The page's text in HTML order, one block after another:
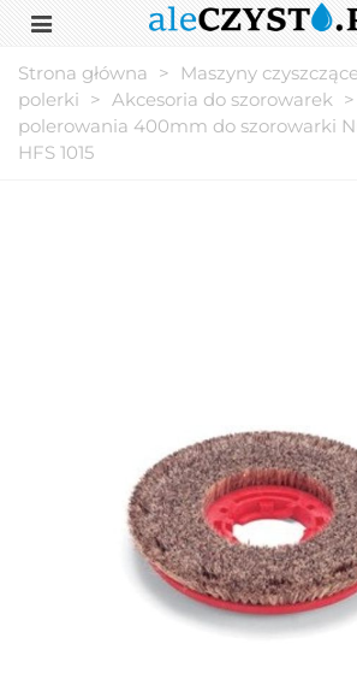
Strona główna >
Maszyny
polerki > Akcesoria do szorowarek >
polerowania 400mm do szorowarki
HFS 1015